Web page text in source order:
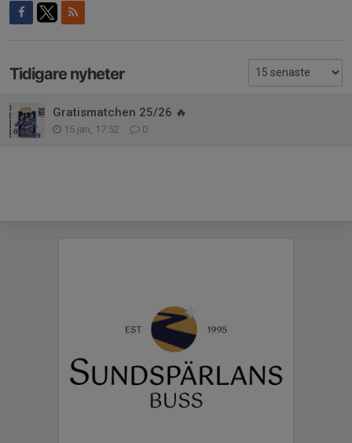
Tidigare nyheter
Gratismatchen 25/26 🔥
15 jan, 17:52 0